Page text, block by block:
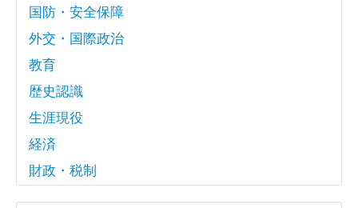
国防・安全保障
外交・国際政治
教育
歴史認識
生涯現役
経済
財政・税制